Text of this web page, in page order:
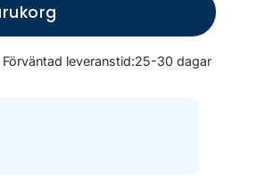
Förväntad leveranstid:25-30 dagar